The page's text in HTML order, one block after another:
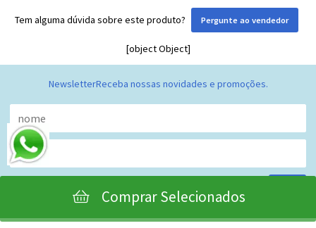
Comprar Selecionados
Tem alguma dúvida sobre este produto? Pergunte ao vendedor
[object Object]
NewsletterReceba nossas novidades e promoções.